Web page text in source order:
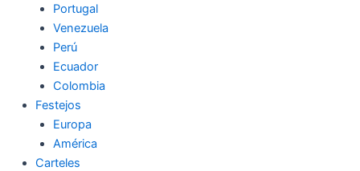
Portugal
Venezuela
Perú
Ecuador
Colombia
Festejos
Europa
América
Carteles